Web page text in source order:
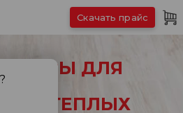
ДЛЯ
ТЕПЛЫХ
Скачать прайс